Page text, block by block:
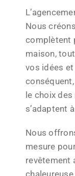
Nous
complètent
maison,
vos idées
le choix
s’adaptent
Nous
mesure
revêtement